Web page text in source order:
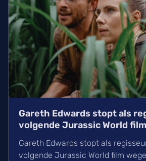
Gareth Edwards stopt als
volgende Jurassic World film
Gareth Edwards stopt als
volgende Jurassic World film